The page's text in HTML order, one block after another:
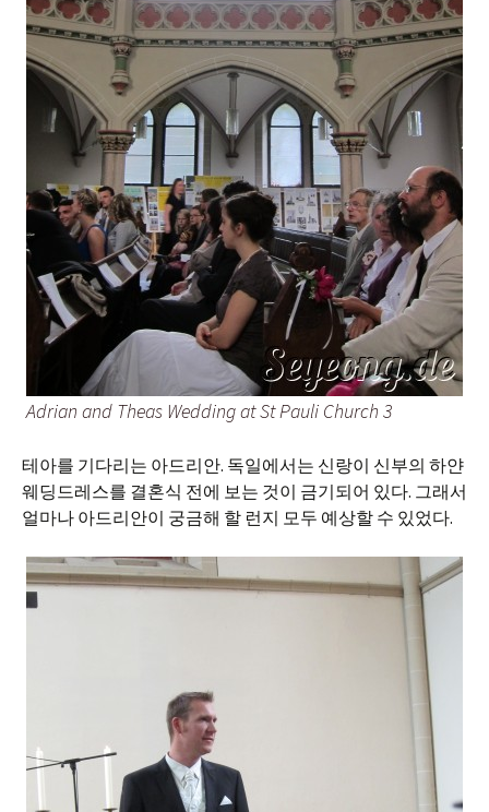
Adrian and Theas Wedding at St Pauli Church 3
테아를 기다리는 아드리안. 독일에서는 신랑이 신부의 하얀
웨딩드레스를 결혼식 전에 보는 것이 금기되어 있다. 그래서
얼마나 아드리안이 궁금해 할 런지 모두 예상할 수 있었다.